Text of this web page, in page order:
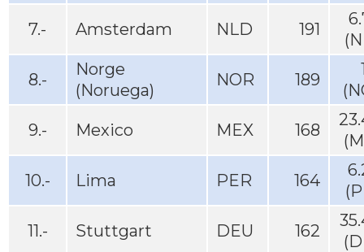
7.- Amsterdam NLD 191
8.-
Norge
(Noruega)
NOR 189
9.- Mexico MEX 168
10.- Lima PER 164
11.- Stuttgart DEU 162